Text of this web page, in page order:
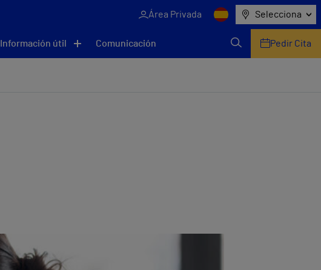
Área Privada Selecciona
Información útil Comunicación Pedir Cita